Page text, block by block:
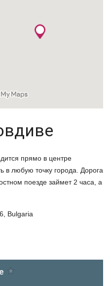
прямо в центре
в любую точку города. Дорога
поезде займет 2 часа, а
Bulgaria